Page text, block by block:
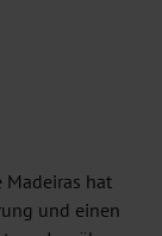
Madeiras hat
und einen